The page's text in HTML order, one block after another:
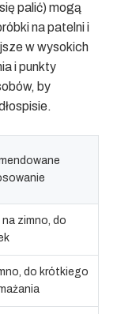
palić) mogą
na patelni i
w wysokich
i punkty
by
zimno, do
do krótkiego